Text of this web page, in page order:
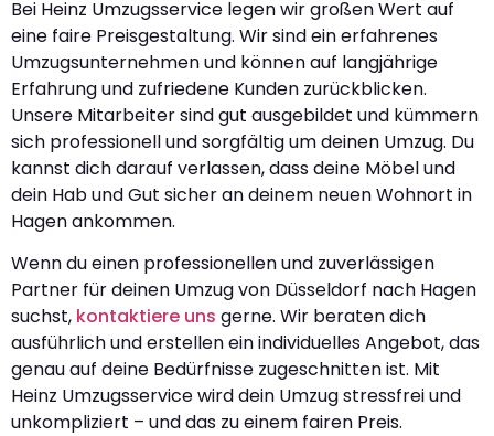
Bei Heinz Umzugsservice legen wir großen Wert auf
eine faire Preisgestaltung. Wir sind ein erfahrenes
Umzugsunternehmen und können auf langjährige
Erfahrung und zufriedene Kunden zurückblicken.
Unsere Mitarbeiter sind gut ausgebildet und kümmern
sich professionell und sorgfältig um deinen Umzug. Du
kannst dich darauf verlassen, dass deine Möbel und
dein Hab und Gut sicher an deinem neuen Wohnort in
Hagen ankommen.
Wenn du einen professionellen und zuverlässigen
Partner für deinen Umzug von Düsseldorf nach Hagen
suchst, kontaktiere uns gerne. Wir beraten dich
ausführlich und erstellen ein individuelles Angebot, das
genau auf deine Bedürfnisse zugeschnitten ist. Mit
Heinz Umzugsservice wird dein Umzug stressfrei und
unkompliziert – und das zu einem fairen Preis.